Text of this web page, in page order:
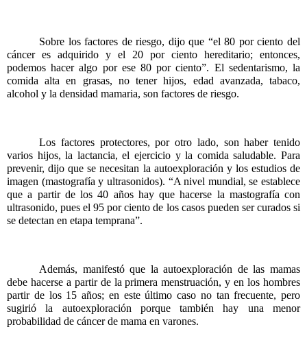
Sobre los factores de riesgo, dijo que “el 80 por ciento del
cáncer es adquirido y el 20 por ciento hereditario; entonces,
podemos hacer algo por ese 80 por ciento”. El sedentarismo, la
comida alta en grasas, no tener hijos, edad avanzada, tabaco,
alcohol y la densidad mamaria, son factores de riesgo.
Los factores protectores, por otro lado, son haber tenido
varios hijos, la lactancia, el ejercicio y la comida saludable. Para
prevenir, dijo que se necesitan la autoexploración y los estudios de
imagen (mastografía y ultrasonidos). “A nivel mundial, se establece
que a partir de los 40 años hay que hacerse la mastografía con
ultrasonido, pues el 95 por ciento de los casos pueden ser curados si
se detectan en etapa temprana”.
Además, manifestó que la autoexploración de las mamas
debe hacerse a partir de la primera menstruación, y en los hombres
partir de los 15 años; en este último caso no tan frecuente, pero
sugirió la autoexploración porque también hay una menor
probabilidad de cáncer de mama en varones.